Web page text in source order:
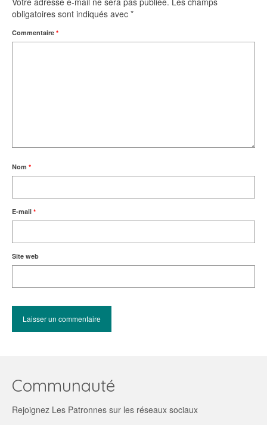
obligatoires sont indiqués avec *
Commentaire *
Nom *
E-mail *
Site web
Communauté
Rejoignez Les Patronnes sur les réseaux sociaux